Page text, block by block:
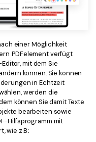
einer Möglichkeit
PDFelement verfügt
mit dem Sie
können. Sie können
in Echtzeit
werden die
können Sie damit Texte
bearbeiten sowie
Hilfsprogramm mit
wie z.B.: